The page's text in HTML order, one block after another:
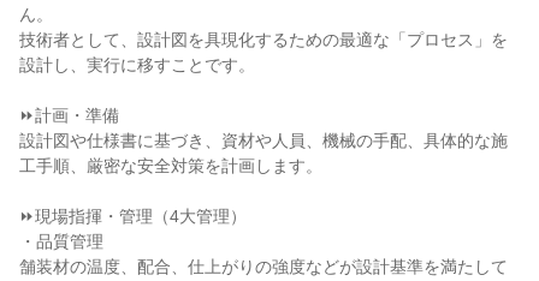
ん。
技術者として、設計図を具現化するための最適な「プロセス」を
設計し、実行に移すことです。
⏩計画・準備
設計図や仕様書に基づき、資材や人員、機械の手配、具体的な施
工手順、厳密な安全対策を計画します。
⏩現場指揮・管理（4大管理）
・品質管理
舗装材の温度、配合、仕上がりの強度などが設計基準を満たして